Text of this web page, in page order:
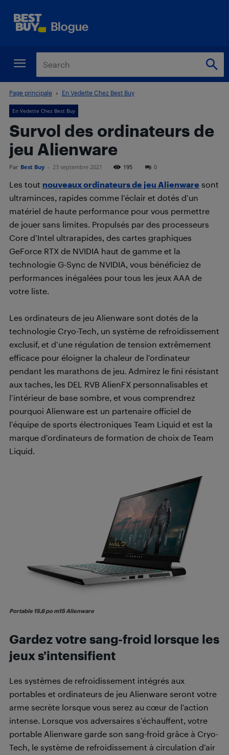
Page principale En Vedette Chez Best Buy
En Vedette Chez Best Buy
Survol des ordinateurs de
jeu Alienware
Par Best Buy - 23 septembre 2021 195 0
Les tout nouveaux ordinateurs de jeu Alienware sont
ultraminces, rapides comme l’éclair et dotés d’un
matériel de haute performance pour vous permettre
de jouer sans limites. Propulsés par des processeurs
Core d’Intel ultrarapides, des cartes graphiques
GeForce RTX de NVIDIA haut de gamme et la
technologie G-Sync de NVIDIA, vous bénéficiez de
performances inégalées pour tous les jeux AAA de
votre liste.
Les ordinateurs de jeu Alienware sont dotés de la
technologie Cryo-Tech, un système de refroidissement
exclusif, et d’une régulation de tension extrêmement
efficace pour éloigner la chaleur de l’ordinateur
pendant les marathons de jeu. Admirez le fini résistant
aux taches, les DEL RVB AlienFX personnalisables et
l’intérieur de base sombre, et vous comprendrez
pourquoi Alienware est un partenaire officiel de
l’équipe de sports électroniques Team Liquid et est la
marque d’ordinateurs de formation de choix de Team
Liquid.
Portable 15,6 po m15 Alienware
Gardez votre sang-froid lorsque les
jeux s’intensifient
Les systèmes de refroidissement intégrés aux
portables et ordinateurs de jeu Alienware seront votre
arme secrète lorsque vous serez au cœur de l’action
intense. Lorsque vos adversaires s’échauffent, votre
portable Alienware garde son sang-froid grâce à Cryo-
Tech, le système de refroidissement à circulation d’air